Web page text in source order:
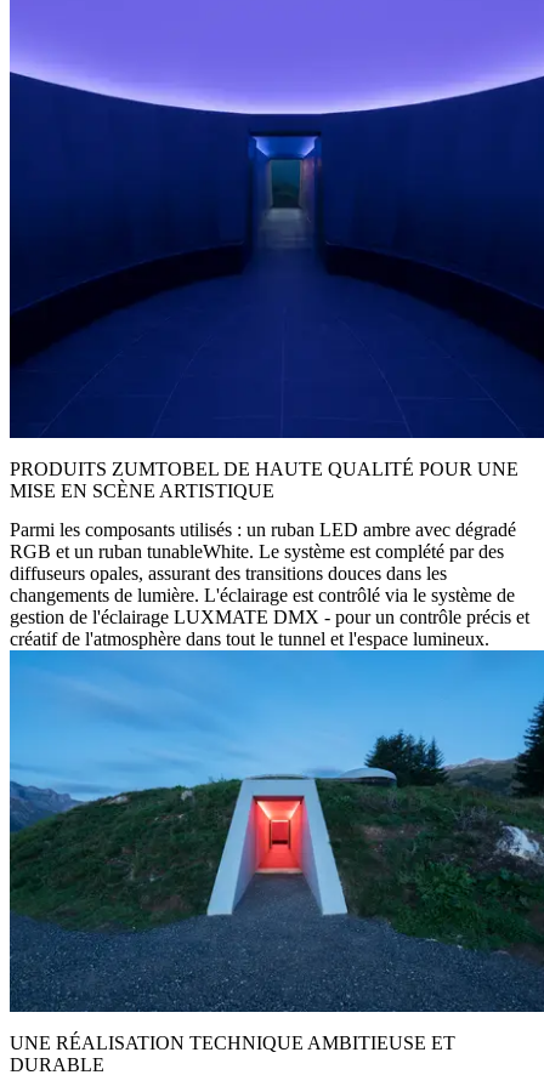
PRODUITS ZUMTOBEL DE HAUTE QUALITÉ POUR UNE
MISE EN SCÈNE ARTISTIQUE
Parmi les composants utilisés : un ruban LED ambre avec dégradé
RGB et un ruban tunableWhite. Le système est complété par des
diffuseurs opales, assurant des transitions douces dans les
changements de lumière. L'éclairage est contrôlé via le système de
gestion de l'éclairage LUXMATE DMX - pour un contrôle précis et
créatif de l'atmosphère dans tout le tunnel et l'espace lumineux.
UNE RÉALISATION TECHNIQUE AMBITIEUSE ET
DURABLE